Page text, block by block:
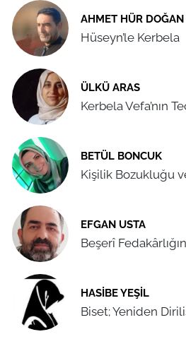
AHMET HÜR DOĞAN
Hüseyn’le Kerbela
ÜLKÜ ARAS
Kerbela Vefa’nın
BETÜL BONCUK
Kişilik Bozukluğu
EFGAN USTA
Beşerî
HASIBE YEŞIL
Biset; Yeniden